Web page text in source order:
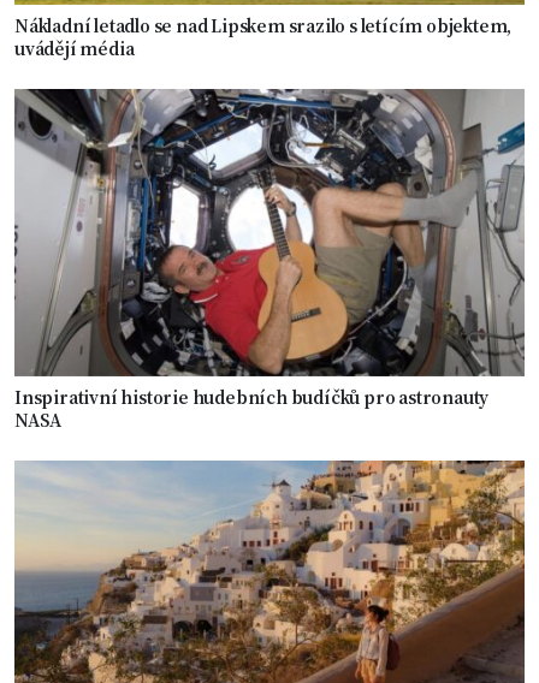
Nákladní letadlo se nad Lipskem srazilo s letícím objektem,
uvádějí média
Inspirativní historie hudebních budíčků pro astronauty
NASA